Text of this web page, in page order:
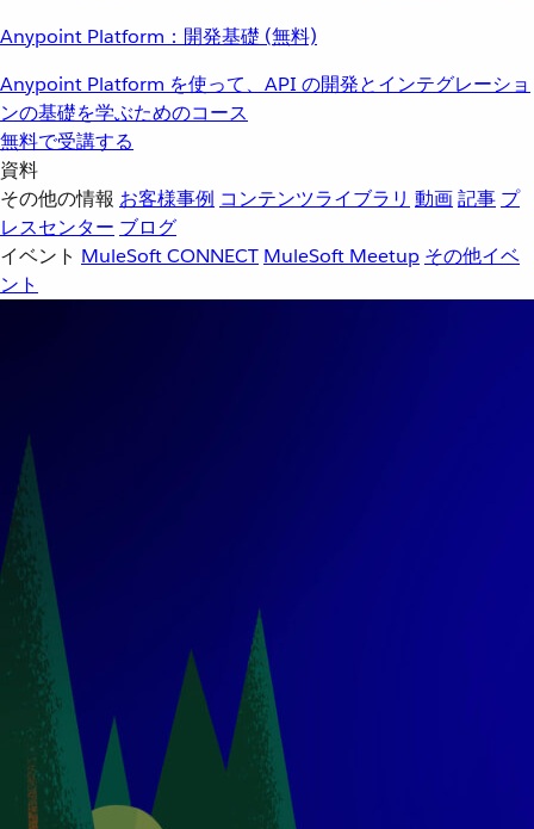
Anypoint Platform：開発基礎 (無料)
Anypoint Platform を使って、API の開発とインテグレーショ
ンの基礎を学ぶためのコース
無料で受講する
資料
その他の情報 お客様事例 コンテンツライブラリ 動画記事 プ
レスセンター ブログ
イベント MuleSoft CONNECT MuleSoft Meetup その他イベ
ント